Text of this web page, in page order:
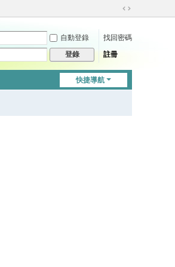
切
到
自動登錄
找回密碼
登錄 註冊
快捷導航